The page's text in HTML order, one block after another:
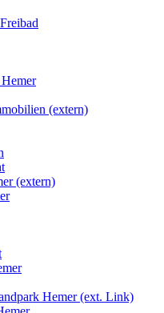
(extern)
(extern)
Hemer (ext. Link)